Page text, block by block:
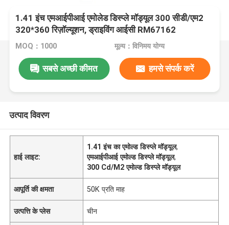
1.41 इंच एमआईपीआई एमोलेड डिस्प्ले मॉड्यूल 300 सीडी/एम2
320*360 रिज़ॉल्यूशन, ड्राइविंग आईसी RM67162
MOQ：1000 मूल्य：विनिमय योग्य
सबसे अच्छी कीमत हमसे संपर्क करें
उत्पाद विवरण
हाई लाइट:
1.41 इंच का एमोल्ड डिस्प्ले मॉड्यूल,
एमआईपीआई एमोल्ड डिस्प्ले मॉड्यूल,
300 Cd/M2 एमोल्ड डिस्प्ले मॉड्यूल
आपूर्ति की क्षमता 50K प्रति माह
उत्पत्ति के प्लेस चीन